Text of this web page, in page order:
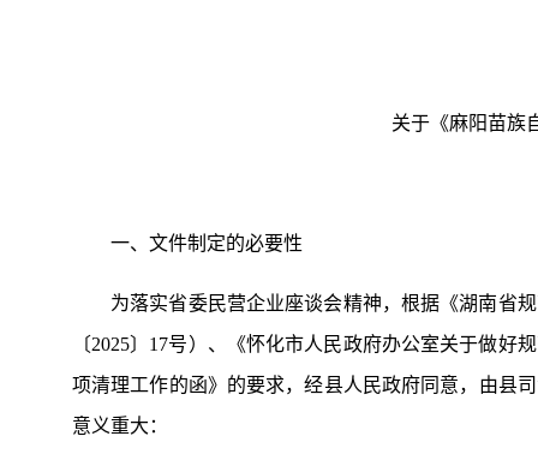
关于《麻阳苗族
一、文件制定的必要性
为落实省委民营企业座谈会精神，根据《湖南省
〔2025〕17号）、《怀化市人民政府办公室关于做
项清理工作的函》的要求，经县人民政府同意，由县
意义重大：